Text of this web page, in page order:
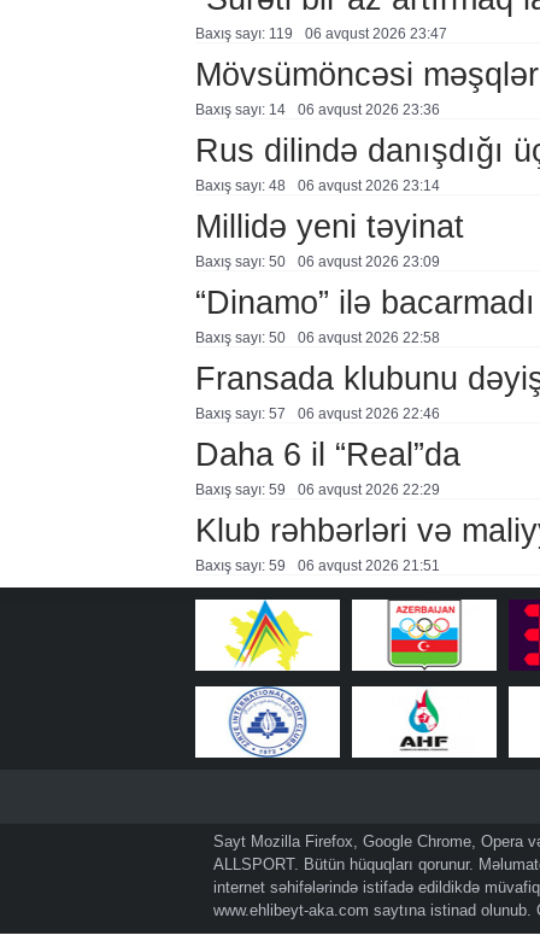
Baxış sayı: 119 06 avqust 2026 23:47
Mövsümöncəsi
Baxış sayı: 14 06 avqust 2026 23:36
Rus dilində danışdığı
Baxış sayı: 48 06 avqust 2026 23:14
Millidə yeni təyinat
Baxış sayı: 50 06 avqust 2026 23:09
“Dinamo” ilə bacarmadı
Baxış sayı: 50 06 avqust 2026 22:58
Fransada klubunu
Baxış sayı: 57 06 avqust 2026 22:46
Daha 6 il “Real”da
Baxış sayı: 59 06 avqust 2026 22:29
Klub rəhbərləri və
Baxış sayı: 59 06 avqust 2026 21:51
Sayt Mozilla Firefox, Google Chrome, Opera
ALLSPORT. Bütün hüquqları qorunur.
internet səhifələrində istifadə edildikdə
www.ehlibeyt-aka.com saytına istinad olunub.